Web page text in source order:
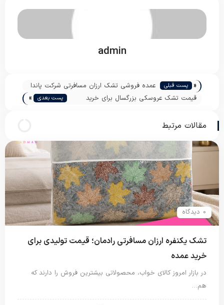
admin
« پست قبلی
عمده فروشی تشک ارزان مسافرتی شرکت پاندا
قیمت تشک عروسکی بزرگسال برای خرید
پست بعدی »
مقالات مرتبط
0 دیدگاه
تشک یکنفره ارزان مسافرتی رادمان؛ قیمت تولیدی برای
خرید عمده
در بازار امروز کالای خواب، محصولاتی بیشترین فروش را دارند که
هم…